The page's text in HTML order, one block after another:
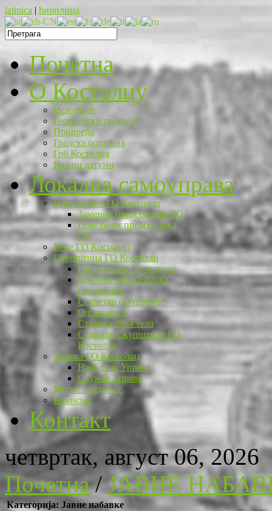
latinica | ћирилица
Почетна
O Костолцу
Историјат
Географски положај
Привреда
Градска општина
Грб Костолца
Важни датуми
Локална самоуправа
Председник ГО Костолац
Заменик председника ГО
Помоћник председника
ГО
Веће ГО Костолац
Скупштина ГО Костолац
Председник скупштине
Заменик председника
скупштине
Секретар скупштине
Одборници
Стална радна тела
Седнице Скупштине ГО
Костолац
Управа ГО Костолац
Начелник Управе
Службе Управе
Месне заједнице
Комисије
Контакт
четвртак, август 06, 2026
Почетна/ЈАВНЕ
Категорија: Јавне набавке